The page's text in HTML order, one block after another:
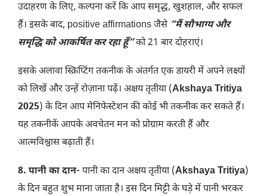
उदाहरण के लिए, कल्पना करें कि आप समृद्ध, खुशहाल, और सफल
हैं। इसके बाद, positive affirmations जैसे “मैं सौभाग्य और
समृद्धि को आकर्षित कर रहा हूँ”को 21 बार दोहराएं।
इसके अलावा स्क्रिप्टिंग तकनीक के अंतर्गत एक डायरी में अपने लक्ष्यों
को लिखें और उन्हें रोज़ाना पढ़ें। अक्षय तृतीया (Akshaya Tritiya
2025) के दिन आप मेनिफेस्टेशन की कोई भी तकनीक कर सकते हैं।
यह तकनीकें आपके अवचेतन मन को प्रोग्राम करती हैं और
आत्मविश्वास बढ़ाती हैं।
8. पानी का दान- पानी का दान अक्षय तृतीया (Akshaya Tritiya)
के दिन बहुत शुभ माना जाता है। इस दिन मिट्टी के घड़े में पानी भरकर